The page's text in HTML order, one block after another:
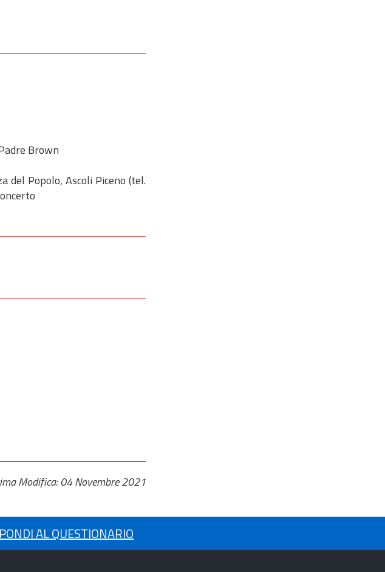
Brown
del Popolo, Ascoli Piceno (tel.
Modifica: 04 Novembre 2021
AL QUESTIONARIO